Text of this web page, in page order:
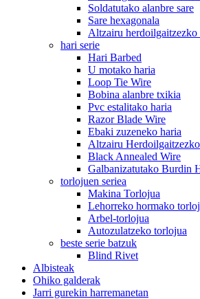
Soldatutako alanbre sare
Sare hexagonala
Altzairu herdoilgaitzezko
hari serie
Hari Barbed
U motako haria
Loop Tie Wire
Bobina alanbre txikia
Pvc estalitako haria
Razor Blade Wire
Ebaki zuzeneko haria
Altzairu
Black Annealed Wire
Galbanizatutako Burdin
torlojuen seriea
Makina Torlojua
Lehorreko hormako
Arbel-torlojua
Autozulatzeko torlojua
beste serie batzuk
Blind Rivet
Albisteak
Ohiko galderak
Jarri gurekin harremanetan